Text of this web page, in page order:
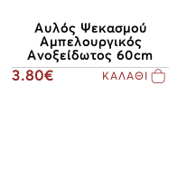
Αυλός Ψεκασμού
Αμπελουργικός
Ανοξείδωτος 60cm
3.80€ ΚΑΛΑΘΙ